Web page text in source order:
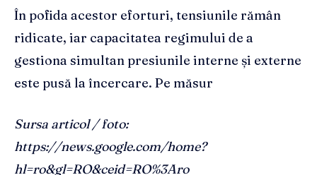
În pofida acestor eforturi, tensiunile rămân
ridicate, iar capacitatea regimului de a
gestiona simultan presiunile interne și externe
este pusă la încercare. Pe măsur
Sursa articol / foto:
https://news.google.com/home?
hl=ro&gl=RO&ceid=RO%3Aro